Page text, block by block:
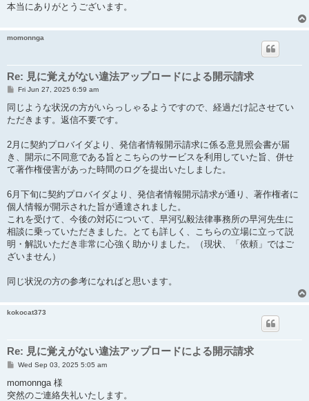
本当にありがとうございます。
momonnga
Re: 見に覚えがない違法アップロードによる開示請求
P
s
t
Fri Jun 27, 2025 6:59 am
同じような状況の方がいらっしゃるようですので、経過だけ記させてい
ただきます。返信不要です。
2月に契約プロバイダより、発信者情報開示請求に係る意見照会書が届
き、開示に不同意である旨とこちらのサービスを利用していた旨、併せ
て著作権侵害があった時間のログを提出いたしました。
6月下旬に契約プロバイダより、発信者情報開示請求が通り、著作権者に
個人情報が開示された旨が通達されました。
これを受けて、今後の対応について、早河弘毅法律事務所の早河先生に
相談に乗っていただきました。とても詳しく、こちらの立場に立って説
明・解説いただき非常に心強く助かりました。（現状、「依頼」ではご
ざいません）
同じ状況の方の参考になればと思います。
kokocat373
Re: 見に覚えがない違法アップロードによる開示請求
P
s
Wed Sep 03, 2025 5:05 am
momonnga 様
突然のご連絡失礼いたします。